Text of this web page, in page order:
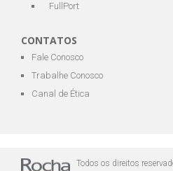
FullPort
CONTATOS
Fale Conosco
Trabalhe Conosco
Canal de Ética
Todos os direitos